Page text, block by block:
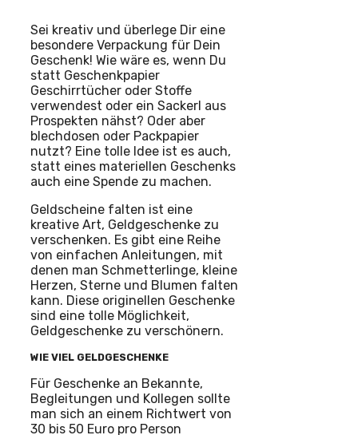
Sei kreativ und überlege Dir eine
besondere Verpackung für Dein
Geschenk! Wie wäre es, wenn Du
statt Geschenkpapier
Geschirrtücher oder Stoffe
verwendest oder ein Sackerl aus
Prospekten nähst? Oder aber
blechdosen oder Packpapier
nutzt? Eine tolle Idee ist es auch,
statt eines materiellen Geschenks
auch eine Spende zu machen.
Geldscheine falten ist eine
kreative Art, Geldgeschenke zu
verschenken. Es gibt eine Reihe
von einfachen Anleitungen, mit
denen man Schmetterlinge, kleine
Herzen, Sterne und Blumen falten
kann. Diese originellen Geschenke
sind eine tolle Möglichkeit,
Geldgeschenke zu verschönern.
WIE VIEL GELDGESCHENKE
Für Geschenke an Bekannte,
Begleitungen und Kollegen sollte
man sich an einem Richtwert von
30 bis 50 Euro pro Person